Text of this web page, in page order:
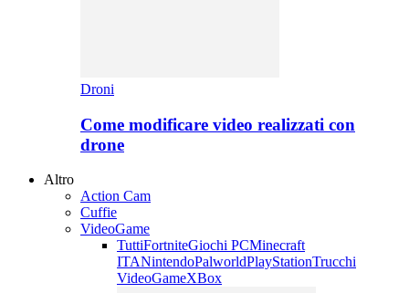
Droni
Come modificare video realizzati con
drone
Altro
Action Cam
Cuffie
VideoGame
TuttiFortniteGiochi PCMinecraft
ITANintendoPalworldPlayStationTrucchi
VideoGameXBox